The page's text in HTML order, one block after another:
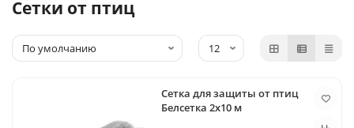
Сетки от птиц
Сетка для защиты от птиц
Белсетка 2x10 м